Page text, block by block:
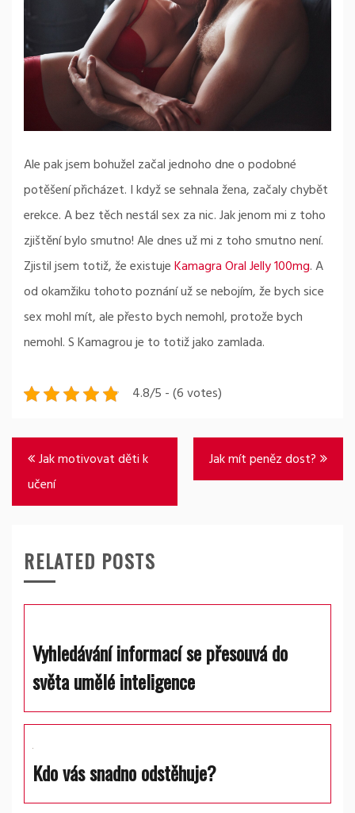
Ale pak jsem bohužel začal jednoho dne o podobné
potěšení přicházet. I když se sehnala žena, začaly chybět
erekce. A bez těch nestál sex za nic. Jak jenom mi z toho
zjištění bylo smutno!Ale dnes už mi z toho smutno není.
Zjistil jsem totiž, že existujeKamagra Oral Jelly 100mg. A
od okamžiku tohoto poznání už se nebojím, že bych sice
sex mohl mít, ale přesto bych nemohl, protože bych
nemohl. S Kamagrou je to totiž jako zamlada.
4.8/5 - (6 votes)
Navigace
pro
příspěvek
Jak motivovat děti k
učení
Jak mít peněz dost?
RELATED POSTS
Vyhledávání informací se přesouvá do
světa umělé inteligence
Kdo vás snadno odstěhuje?